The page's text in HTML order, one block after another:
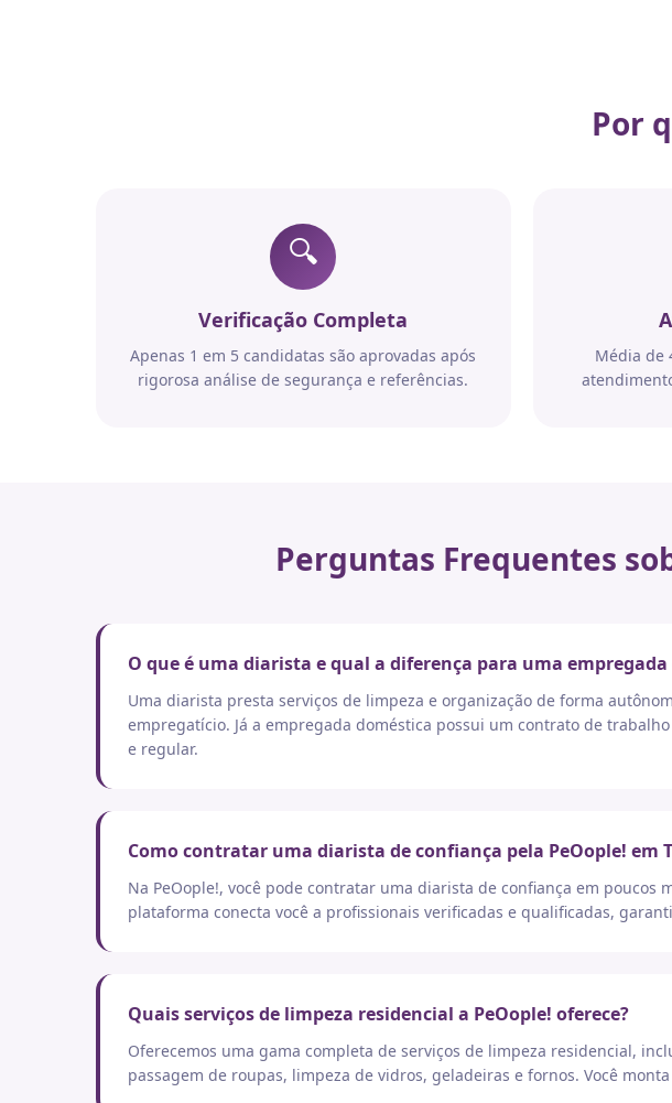
Por
🔍
Verificação Completa
Apenas 1 em 5 candidatas são aprovadas após
rigorosa análise de segurança e referências.
Média de
Perguntas Frequentes
O que é uma diarista e qual a diferença para uma
Uma diarista presta serviços de limpeza e organização de forma
empregatício. Já a empregada doméstica possui um contrato de
e regular.
Como contratar uma diarista de confiança pela PeOople! em
Na PeOople!, você pode contratar uma diarista de confiança em poucos
plataforma conecta você a profissionais verificadas e qualificadas,
Quais serviços de limpeza residencial a PeOople! oferece?
Oferecemos uma gama completa de serviços de limpeza residencial,
passagem de roupas, limpeza de vidros, geladeiras e fornos. Você